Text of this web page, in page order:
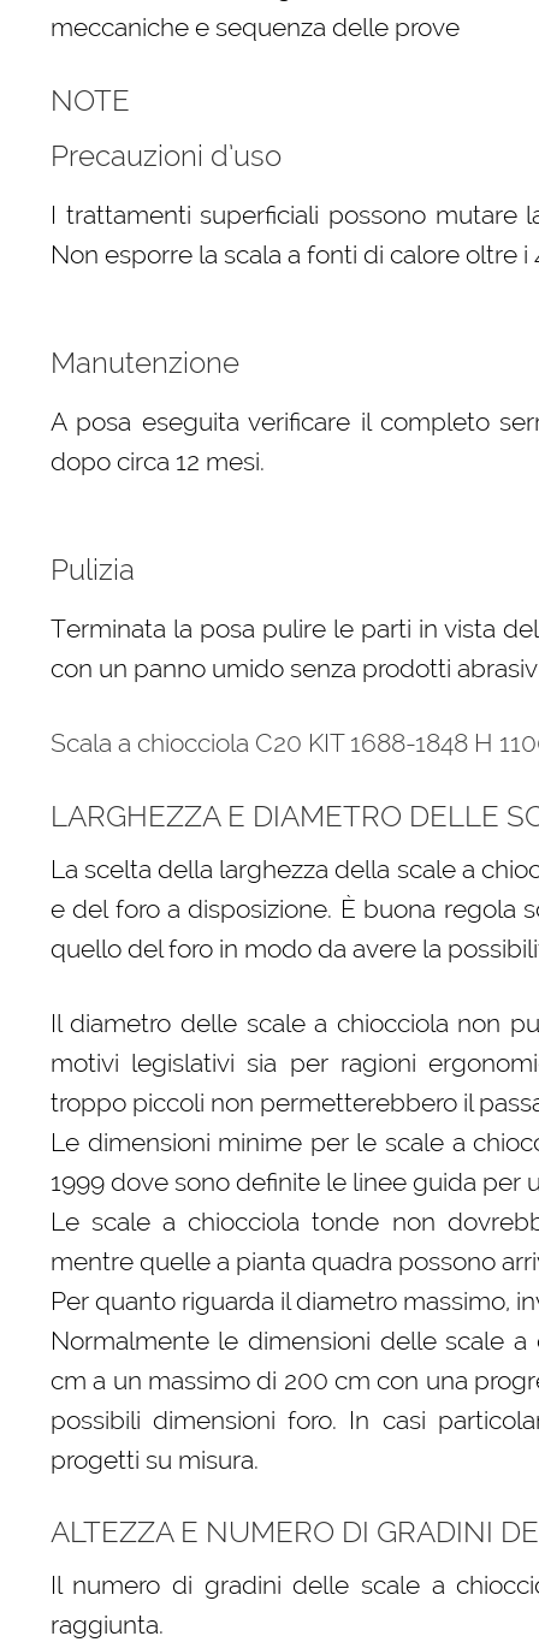
meccaniche e sequenza delle prove
NOTE
Precauzioni d’uso
I trattamenti superficiali possono mutare
Non esporre la scala a fonti di calore oltre i
Manutenzione
A posa eseguita verificare il completo
dopo circa 12 mesi.
Pulizia
Terminata la posa pulire le parti in vista
con un panno umido senza prodotti
Scala a chiocciola C20 KIT 1688-1848 H
LARGHEZZA E DIAMETRO DELLE
La scelta della larghezza della scale a
e del foro a disposizione. È buona regola
quello del foro in modo da avere la
Il diametro delle scale a chiocciola non
motivi legislativi sia per ragioni
troppo piccoli non permetterebbero il
Le dimensioni minime per le scale a
1999 dove sono definite le linee guida per
Le scale a chiocciola tonde non
mentre quelle a pianta quadra possono
Per quanto riguarda il diametro massimo,
Normalmente le dimensioni delle scale
cm a un massimo di 200 cm con una
possibili dimensioni foro. In casi
progetti su misura.
ALTEZZA E NUMERO DI GRADINI
Il numero di gradini delle scale a
raggiunta.